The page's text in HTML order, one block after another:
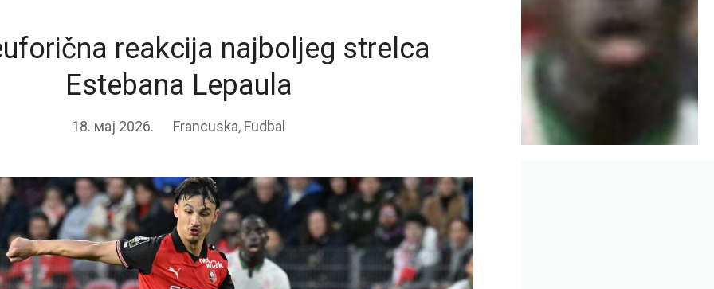
reakcija najboljeg strelca
Estebana Lepaula
18. мај 2026. Francuska, Fudbal